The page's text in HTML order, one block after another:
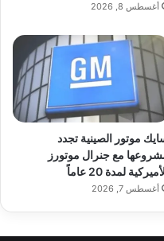
أغسطس 8, 2026
موتور الصينية تجدد
مع جنرال موتورز
لمدة 20 عاماً
أغسطس 7, 2026